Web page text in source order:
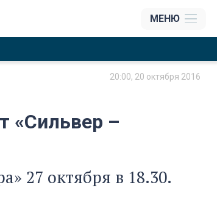
МЕНЮ
20:00, 20 октября 2016
«Сильвер –
27 октября в 18.30.